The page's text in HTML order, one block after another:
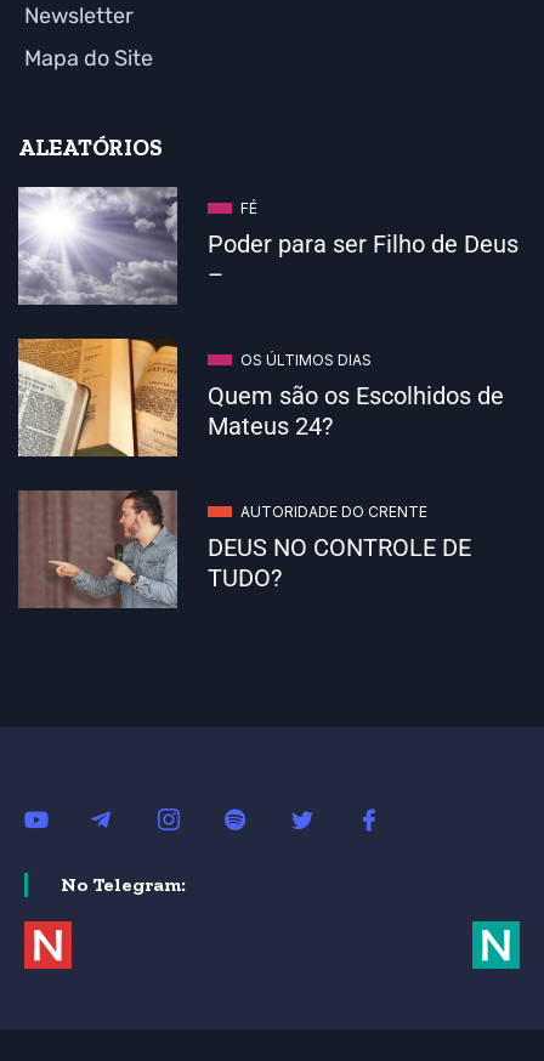
Newsletter
Mapa do Site
ALEATÓRIOS
FÉ
Poder para ser Filho de Deus
–
OS ÚLTIMOS DIAS
Quem são os Escolhidos de
Mateus 24?
AUTORIDADE DO CRENTE
DEUS NO CONTROLE DE
TUDO?
No Telegram: